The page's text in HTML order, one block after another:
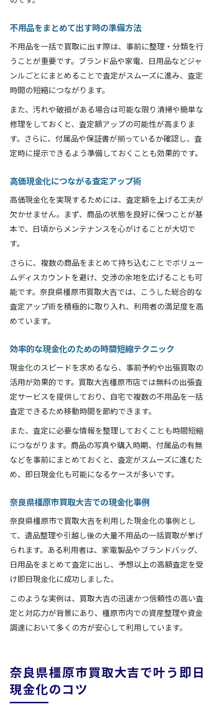
不用品をまとめて出す時の準備方法
不用品を一括で買取に出す際は、事前に整理・分類を行
うことが重要です。ブランド品や家電、日用品などジャ
ンルごとにまとめることで査定がスムーズに進み、査定
時間の短縮につながります。
また、汚れや破損がある場合は可能な限り清掃や簡単な
修理をしておくと、査定額アップの可能性が高まりま
す。さらに、付属品や保証書が揃っているか確認し、査
定時に提示できるよう準備しておくことも効果的です。
高価現金化につながる査定アップ術
高価現金化を実現するためには、査定額を上げる工夫が
欠かせません。まず、商品の状態を良好に保つことが基
本で、日頃からメンテナンスを心がけることが大切で
す。
さらに、複数の商品をまとめて持ち込むことでボリュー
ムディスカウントを避け、交渉の余地を広げることも可
能です。奈良県橿原市買取大吉では、こうした総合的な
査定アップ術を積極的に取り入れ、利用者の満足度を高
めています。
効率的な現金化のための時間短縮テクニック
現金化のスピードを求めるなら、事前予約や出張買取の
活用が効果的です。買取大吉橿原市店では無料の出張査
定サービスを提供しており、自宅で複数の不用品を一括
査定できるため移動時間を節約できます。
また、査定に必要な情報を整理しておくことも時間短縮
につながります。商品の写真や購入時期、付属品の有無
などを事前にまとめておくと、査定がスムーズに進むた
め、即日現金化も可能になるケースが多いです。
奈良県橿原市買取大吉での現金化事例
奈良県橿原市で買取大吉を利用した現金化の事例とし
て、遺品整理や引越し後の大量不用品の一括買取が挙げ
られます。ある利用者は、家電製品やブランドバッグ、
日用品をまとめて査定に出し、予想以上の高額査定を受
け即日現金化に成功しました。
このような実例は、買取大吉の迅速かつ信頼性の高い査
定と対応力が背景にあり、橿原市内での資産整理や資金
調達において多くの方が安心して利用しています。
奈良県橿原市買取大吉で叶う即日
現金化のコツ